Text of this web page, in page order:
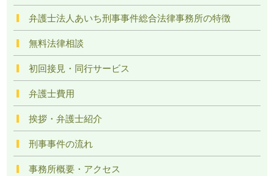
弁護士法人あいち刑事事件総合法律事務所の特徴
無料法律相談
初回接見・同行サービス
弁護士費用
挨拶・弁護士紹介
刑事事件の流れ
事務所概要・アクセス